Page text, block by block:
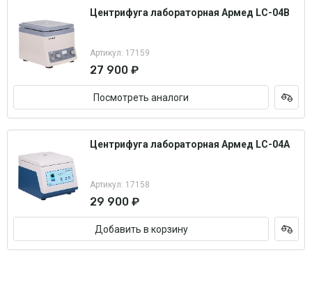
Центрифуга лабораторная Армед LC-04B
Артикул: 17159
27 900 ₽
Посмотреть аналоги
Центрифуга лабораторная Армед LC-04A
Артикул: 17158
29 900 ₽
Добавить в корзину